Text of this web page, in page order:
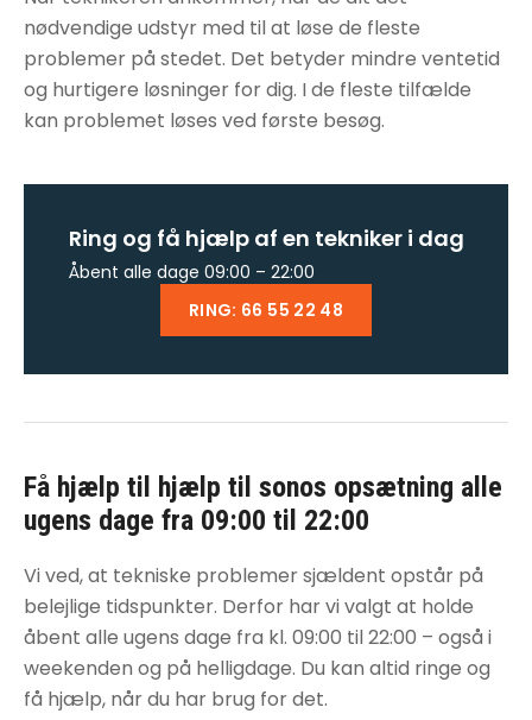
nødvendige udstyr med til at løse de fleste
problemer på stedet. Det betyder mindre ventetid
og hurtigere løsninger for dig. I de fleste tilfælde
kan problemet løses ved første besøg.
Ring og få hjælp af en tekniker i dag
Åbent alle dage 09:00 – 22:00
RING: 66 55 22 48
Få hjælp til hjælp til sonos opsætning alle
ugens dage fra 09:00 til 22:00
Vi ved, at tekniske problemer sjældent opstår på
belejlige tidspunkter. Derfor har vi valgt at holde
åbent alle ugens dage fra kl. 09:00 til 22:00 – også i
weekenden og på helligdage. Du kan altid ringe og
få hjælp, når du har brug for det.